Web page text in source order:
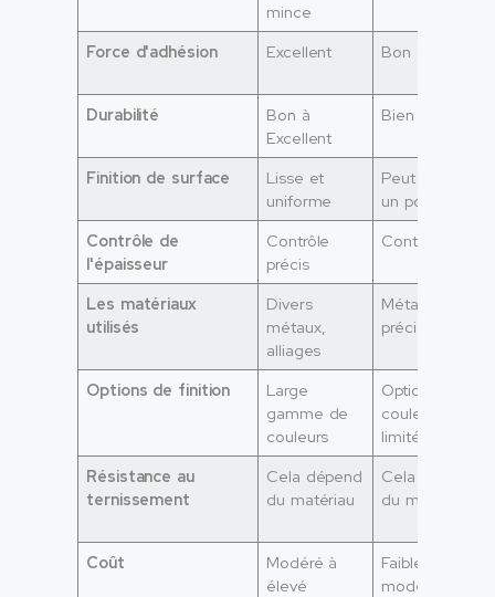
mince
Force d'adhésion Excellent Bon à Excellent
Durabilité
Bon à
Excellent
Bien
Finition de surface
Lisse et
uniforme
Peut
un polissage
Contrôle de
l'épaisseur
Contrôle
précis
Contrôle limité
Les matériaux
utilisés
Divers
métaux,
alliages
Métaux
précieux
Options de finition
Large
gamme de
couleurs
Options de
couleurs
limitées
Résistance au
ternissement
Cela dépend
du matériau
Cela dépend
du matériau
Coût
Modéré à
élevé
Faible à
modéré